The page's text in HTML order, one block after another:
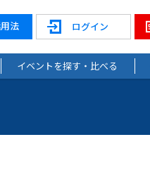
ログイン
法
イベントを探す・比べる